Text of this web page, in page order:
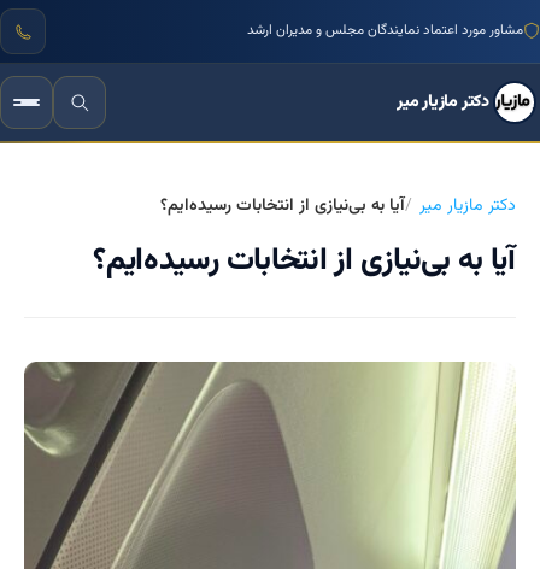
مشاور مورد اعتماد نمایندگان مجلس و مدیران ارشد
دکتر مازیار میر
دکتر مازیار میر آیا به بی‌نیازی از انتخابات رسیده‌ایم؟
آیا به بی‌نیازی از انتخابات رسیده‌ایم؟